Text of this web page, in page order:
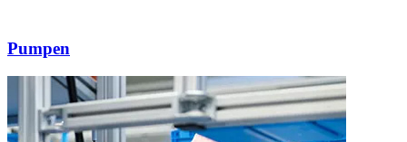
Pumpen